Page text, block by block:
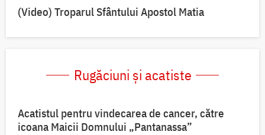
(Video) Troparul Sfântului Apostol Matia
Rugăciuni și acatiste
Acatistul pentru vindecarea de cancer, către
icoana Maicii Domnului „Pantanassa”